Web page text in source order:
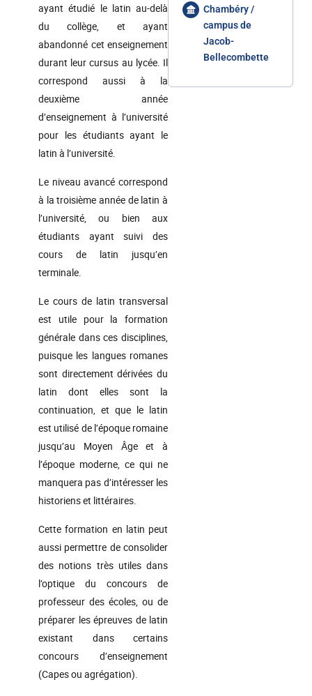
ayant étudié le latin au-delà
du collège, et ayant
abandonné cet enseignement
durant leur cursus au lycée. Il
correspond aussi à la
deuxième année
d’enseignement à l’université
pour les étudiants ayant le
latin à l’université.
Le niveau avancé correspond
à la troisième année de latin à
l’université, ou bien aux
étudiants ayant suivi des
cours de latin jusqu’en
terminale.
Le cours de latin transversal
est utile pour la formation
générale dans ces disciplines,
puisque les langues romanes
sont directement dérivées du
latin dont elles sont la
continuation, et que le latin
est utilisé de l’époque romaine
jusqu’au Moyen Âge et à
l’époque moderne, ce qui ne
manquera pas d’intéresser les
historiens et littéraires.
Cette formation en latin peut
aussi permettre de consolider
des notions très utiles dans
l’optique du concours de
professeur des écoles, ou de
préparer les épreuves de latin
existant dans certains
concours d’enseignement
(Capes ou agrégation).
Chambéry /
campus de
Jacob-
Bellecombette